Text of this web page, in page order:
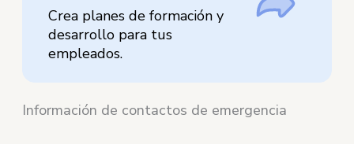
Crea planes de formación y
desarrollo para tus
empleados.
Información de contactos de emergencia